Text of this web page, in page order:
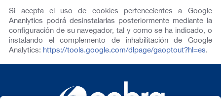
Si acepta el uso de cookies pertenecientes a Google
Ananlytics podrá desinstalarlas posteriormente mediante la
configuración de su navegador, tal y como se ha indicado, o
instalando el complemento de inhabilitación de Google
Analytics: https://tools.google.com/dlpage/gaoptout?hl=es.